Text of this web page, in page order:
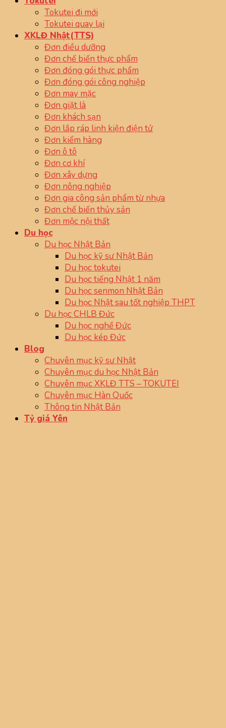
Tokutei đi mới
Tokutei quay lại
XKLĐ Nhật(TTS)
Đơn điều dưỡng
Đơn chế biến thực phẩm
Đơn đóng gói thực phẩm
Đơn đóng gói công nghiệp
Đơn may mặc
Đơn giặt là
Đơn khách sạn
Đơn lắp ráp linh kiện điện tử
Đơn kiểm hàng
Đơn ô tô
Đơn cơ khí
Đơn xây dựng
Đơn nông nghiệp
Đơn gia công sản phẩm từ nhựa
Đơn chế biến thủy sản
Đơn mộc nội thất
Du học
Du học Nhật Bản
Du học kỹ sư Nhật Bản
Du học tokutei
Du học tiếng Nhật 1 năm
Du học senmon Nhật Bản
Du học Nhật sau tốt nghiệp THPT
Du học CHLB Đức
Du học nghề Đức
Du học kép Đức
Blog
Chuyên mục kỹ sư Nhật
Chuyên mục du học Nhật Bản
Chuyên mục XKLĐ TTS – TOKUTEI
Chuyên mục Hàn Quốc
Thông tin Nhật Bản
Tỷ giá Yên